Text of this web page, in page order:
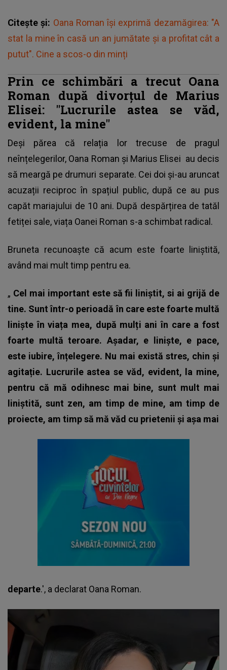
Citește și: Oana Roman își exprimă dezamăgirea: "A
stat la mine în casă un an jumătate și a profitat cât a
putut". Cine a scos-o din minți
Prin ce schimbări a trecut Oana
Roman după divorțul de Marius
Elisei: "Lucrurile astea se văd,
evident, la mine"
Deși părea că relația lor trecuse de pragul
neînțelegerilor, Oana Roman și Marius Elisei au decis
să meargă pe drumuri separate. Cei doi și-au aruncat
acuzații reciproc în spațiul public, după ce au pus
capăt mariajului de 10 ani. După despărțirea de tatăl
fetiței sale, viața Oanei Roman s-a schimbat radical.
Bruneta recunoaște că acum este foarte liniștită,
având mai mult timp pentru ea.
„ Cel mai important este să fii liniștit, si ai grijă de
tine. Sunt într-o perioadă în care este foarte multă
liniște în viața mea, după mulți ani în care a fost
foarte multă teroare. Așadar, e liniște, e pace,
este iubire, înțelegere. Nu mai există stres, chin și
agitație. Lucrurile astea se văd, evident, la mine,
pentru că mă odihnesc mai bine, sunt mult mai
liniștită, sunt zen, am timp de mine, am timp de
proiecte, am timp să mă văd cu prietenii și așa mai
departe.', a declarat Oana Roman.